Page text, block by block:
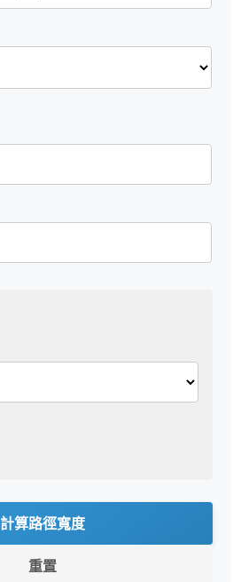
計算路徑寬度
重置